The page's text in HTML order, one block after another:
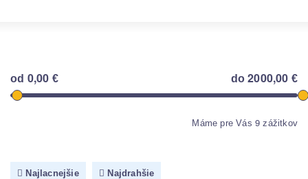
od 0,00 € do2000,00 €
Máme pre Vás 9 zážitkov
Najlacnejšie Najdrahšie